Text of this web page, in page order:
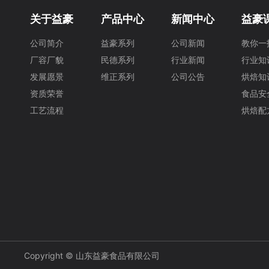
关于益豪
公司简介
厂容厂貌
发展愿景
资质荣誉
工艺流程
产品中心
益豪系列
民德系列
维正系列
新闻中心
公司新闻
行业新闻
公司公告
益豪
教你一
行业知
烘焙知
食品安
烘焙配
Copyright © 山东益豪食品有限公司